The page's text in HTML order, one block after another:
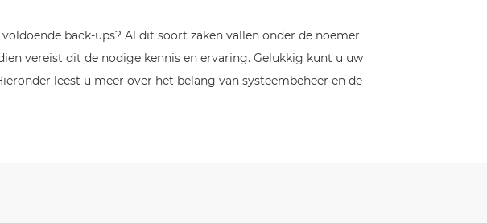
back-ups? Al dit soort zaken vallen onder de noemer
vereist dit de nodige kennis en ervaring. Gelukkig kunt u uw
leest u meer over het belang van systeembeheer en de